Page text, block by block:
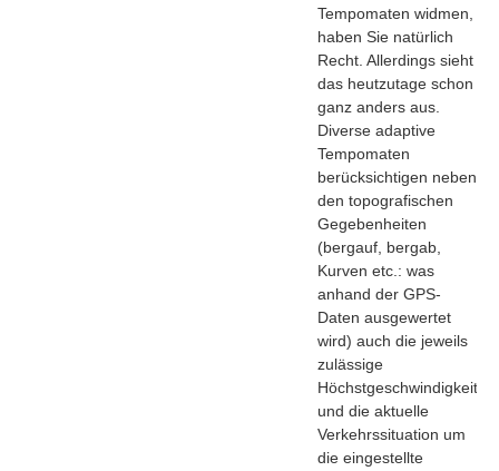
Tempomaten widmen,
haben Sie natürlich
Recht. Allerdings sieht
das heutzutage schon
ganz anders aus.
Diverse adaptive
Tempomaten
berücksichtigen neben
den topografischen
Gegebenheiten
(bergauf, bergab,
Kurven etc.: was
anhand der GPS-
Daten ausgewertet
wird) auch die jeweils
zulässige
Höchstgeschwindigkeit
und die aktuelle
Verkehrssituation um
die eingestellte